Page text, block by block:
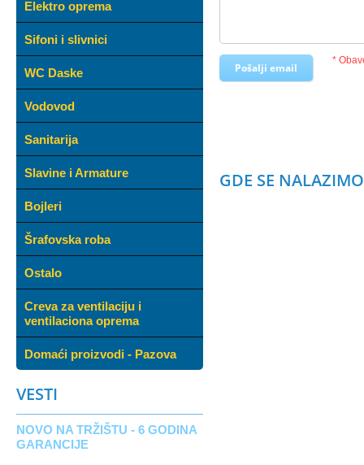
Elektro oprema
Sifoni i slivnici
WC Daske
Vodovod
Sanitarija
Slavine i Armature
Bojleri
Šrafovska roba
Ostalo
Creva za ventilaciju i
ventilaciona oprema
Domaći proizvodi - Pazova
VESTI
NOVO NA TRŽIŠTU - 6 GODINA
GARANCIJE
*
GDE SE NALAZIMO